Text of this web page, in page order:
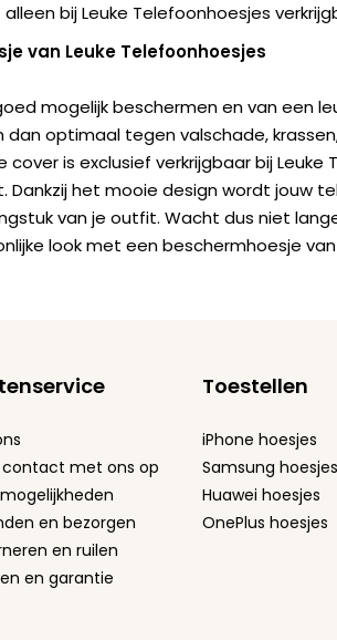
bij Leuke Telefoonhoesjes
van Leuke Telefoonhoesjes
mogelijk beschermen en van een
dan optimaal tegen valschade,
cover is exclusief verkrijgbaar bij
Dankzij het mooie design wordt jouw
van je outfit. Wacht dus niet
look met een beschermhoesje
contact met ons op
en bezorgen
en ruilen
en garantie
Toestellen
iPhone hoesjes
Samsung hoesjes
Huawei hoesjes
OnePlus hoesjes